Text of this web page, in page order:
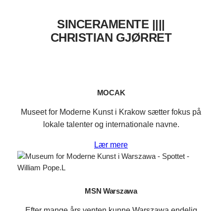
SINCERAMENTE ||||
CHRISTIAN GJØRRET
MOCAK
Museet for Moderne Kunst i Krakow sætter fokus på
lokale talenter og internationale navne.
Lær mere
MSN Warszawa